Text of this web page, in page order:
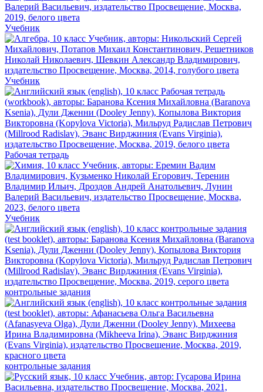
Учебник
Учебник
Рабочая тетрадь
Учебник
контрольные задания
контрольные задания